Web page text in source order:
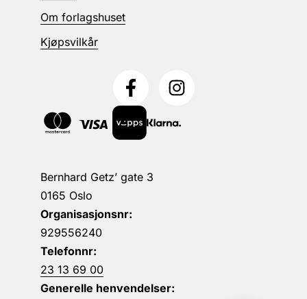
Bernhard Getz’ gate 3
0165 Oslo
Organisasjonsnr:
929556240
Telefonnr:
23 13 69 00
Generelle henvendelser:
Om forlagshuset
Kjøpsvilkår